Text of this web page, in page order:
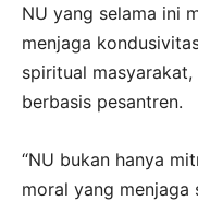
NU yang selama ini
menjaga
spiritual
berbasis pesantren.
“NU bukan hanya
moral yang menjaga